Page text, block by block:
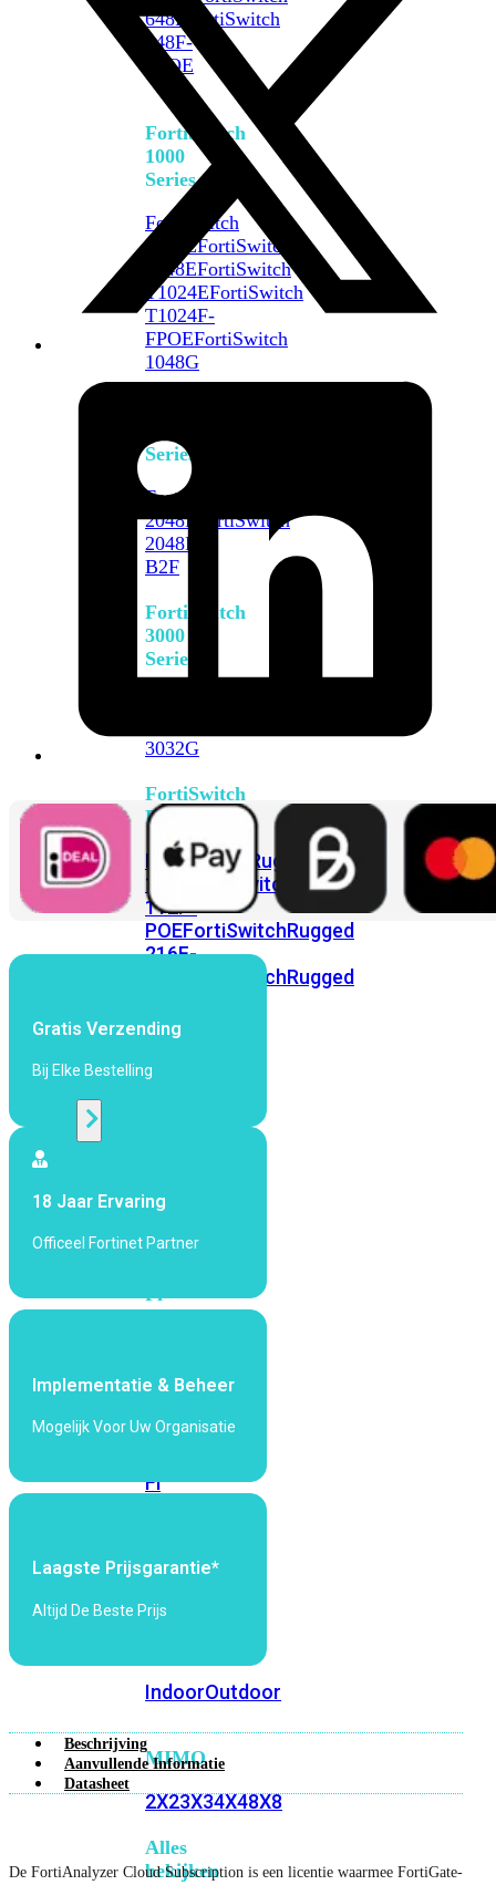
648F
FortiSwitch
648F-
FPOE
FortiSwitch
1000
Series
FortiSwitch
1024EFortiSwitch
1048EFortiSwitch
T1024EFortiSwitch
T1024F-
FPOEFortiSwitch
1048G
Series
FortiSwitch
2048F
FortiSwitch
2048F-
B2F
FortiSwitch
3000
Series
3032G
FortiSwitch
Ruggedized
FortiSwitchRugged
108F
FortiSwitchRugged
112F-
POEFortiSwitchRugged
216F-
FortiSwitchRugged
POE
Points
Fi
Fi
Fi
Fi
Wi-
Fi
IndoorOutdoor
MIMO
2X23X34X48X8
Alles
bekijken
Gratis Verzending
Bij Elke Bestelling
18 Jaar Ervaring
Officeel Fortinet Partner
Implementatie & Beheer
Mogelijk Voor Uw Organisatie
Laagste Prijsgarantie*
Altijd De Beste Prijs
Beschrijving
Aanvullende Informatie
Datasheet
De FortiAnalyzer Cloud Subscription is een licentie waarmee FortiGate-